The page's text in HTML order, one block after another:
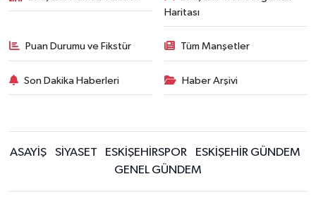
Haritası
Puan Durumu ve Fikstür Tüm Manşetler
Son Dakika Haberleri Haber Arşivi
ASAYİŞ SİYASET ESKİŞEHİRSPOR
ESKİŞEHİR GÜNDEM
GENEL GÜNDEM